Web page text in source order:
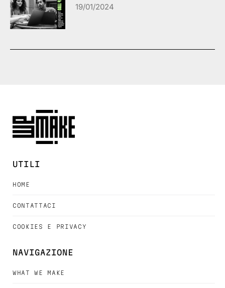
19/01/2024
UTILI
HOME
CONTATTACI
COOKIES E PRIVACY
NAVIGAZIONE
WHAT WE MAKE